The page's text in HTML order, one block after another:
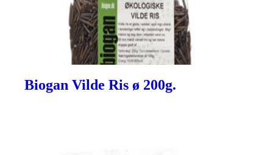
Biogan Vilde Ris ø 200g.